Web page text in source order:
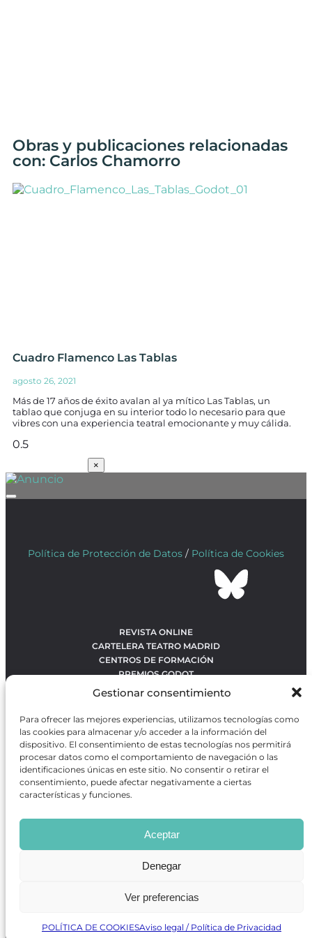
Gestionar consentimiento
Para ofrecer las mejores experiencias, utilizamos tecnologías como
las cookies para almacenar y/o acceder a la información del
dispositivo. El consentimiento de estas tecnologías nos permitirá
procesar datos como el comportamiento de navegación o las
identificaciones únicas en este sitio. No consentir o retirar el
consentimiento, puede afectar negativamente a ciertas
características y funciones.
Aceptar
Denegar
Ver preferencias
POLÍTICA DE COOKIESAviso legal / Política de Privacidad
Obras y publicaciones relacionadas
con: Carlos Chamorro
Cuadro Flamenco Las Tablas
agosto 26, 2021
Más de 17 años de éxito avalan al ya mítico Las Tablas, un
tablao que conjuga en su interior todo lo necesario para que
vibres con una experiencia teatral emocionante y muy cálida.
×
Política de Protección de Datos / Política de Cookies
REVISTA ONLINE
CARTELERA TEATRO MADRID
CENTROS DE FORMACIÓN
PREMIOS GODOT
CONTACTO
OBRAS MÁS VOTADAS
RANKING MEJORES OBRAS
BÚSQUEDA AVANZADA DE OBRAS
Revista GODOTes una revista independiente especializada
en información sobre artes escénicas de Madrid, gratuita y
que se distribuye en espacios escénicos, además de otros
puntos de interés turístico y de ocio de la capital.
Desarrollado por Precise Future